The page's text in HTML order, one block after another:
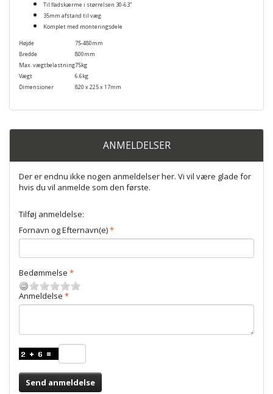
Til fladskærme i størrelsen 30-63"
35mm afstand til væg
Komplet med monteringsdele
Højde
75-480mm
Bredde
800mm
Max. vægtbelastning75kg
Vægt
6.6kg
Dimensioner
820 x 225 x 17mm
ANMELDELSER
Der er endnu ikke nogen anmeldelser her. Vi vil være glade for
hvis du vil anmelde som den første.
Tilføj anmeldelse:
Fornavn og Efternavn(e)
Bedømmelse
Anmeldelse
Send anmeldelse